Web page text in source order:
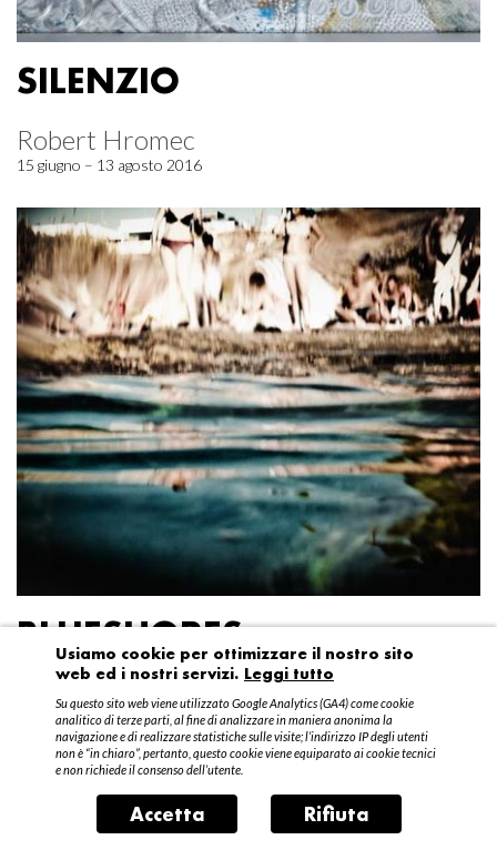
SILENZIO
Robert Hromec
15 giugno – 13 agosto 2016
BLUESHORES
Federico Garibaldi
20 aprile – 15 maggio 2016
Usiamo cookie per ottimizzare il nostro sito
web ed i nostri servizi. Leggi tutto
Su questo sito web viene utilizzato Google Analytics (GA4) come cookie
analitico di terze parti, al fine di analizzare in maniera anonima la
navigazione e di realizzare statistiche sulle visite; l’indirizzo IP degli utenti
non è “in chiaro”, pertanto, questo cookie viene equiparato ai cookie tecnici
e non richiede il consenso dell’utente.
Accetta Rifiuta